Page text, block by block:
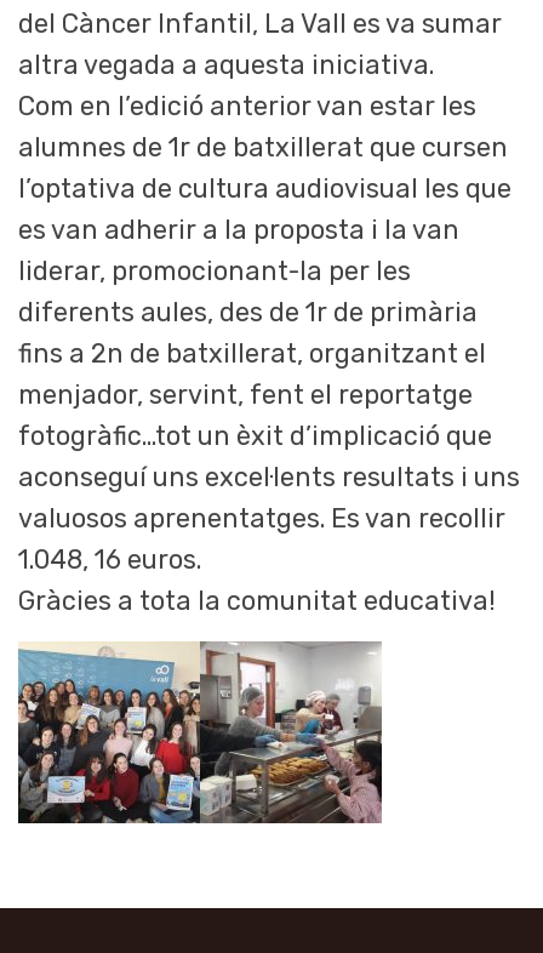
del Càncer Infantil, La Vall es va sumar
altra vegada a aquesta iniciativa.
Com en l’edició anterior van estar les
alumnes de 1r de batxillerat que cursen
l’optativa de cultura audiovisual les que
es van adherir a la proposta i la van
liderar, promocionant-la per les
diferents aules, des de 1r de primària
fins a 2n de batxillerat, organitzant el
menjador, servint, fent el reportatge
fotogràfic…tot un èxit d’implicació que
aconseguí uns excel·lents resultats i uns
valuosos aprenentatges. Es van recollir
1.048, 16 euros.
Gràcies a tota la comunitat educativa!